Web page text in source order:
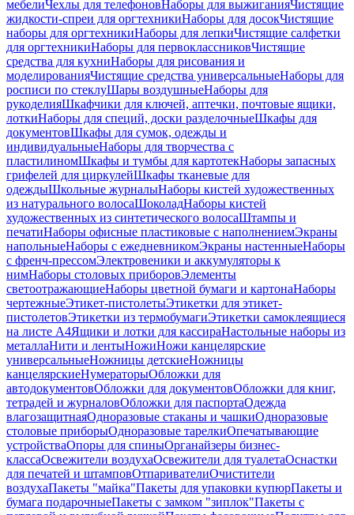
мебелиЧехлы для телефоновНаборы для выжиганияЧистящие
жидкости-спреи для оргтехникиНаборы для досокЧистящие
наборы для оргтехникиНаборы для лепкиЧистящие салфетки
для оргтехникиНаборы для первоклассниковЧистящие
средства для кухниНаборы для рисования и
моделированияЧистящие средства универсальныеНаборы для
росписи по стеклуШары воздушныеНаборы для
рукоделияШкафчики для ключей, аптечки, почтовые ящики,
лоткиНаборы для специй, доски разделочныеШкафы для
документовШкафы для сумок, одежды и
индивидуальныеНаборы для творчества с
пластилиномШкафы и тумбы для картотекНаборы запасных
грифелей для циркулейШкафы тканевые для
одеждыШкольные журналыНаборы кистей художественных
из натурального волосаШоколадНаборы кистей
художественных из синтетического волосаШтампы и
печатиНаборы офисные пластиковые с наполнениемЭкраны
напольныеНаборы с ежедневникомЭкраны настенныеНаборы
с френч-прессомЭлектровеники и аккумуляторы к
нимНаборы столовых приборовЭлементы
светоотражающиеНаборы цветной бумаги и картонаНаборы
чертежныеЭтикет-пистолетыЭтикетки для этикет-
пистолетовЭтикетки из термобумагиЭтикетки самоклеящиеся
на листе А4Ящики и лотки для кассираНастольные наборы из
металлаНити и лентыНожиНожи канцелярские
универсальныеНожницы детскиеНожницы
канцелярскиеНумераторыОбложки для
автодокументовОбложки для документовОбложки для книг,
тетрадей и журналовОбложки для паспортаОдежда
влагозащитнаяОдноразовые стаканы и чашкиОдноразовые
столовые приборыОдноразовые тарелкиОпечатывающие
устройстваОпоры для спиныОрганайзеры бизнес-
классаОсвежители воздухаОсвежители для туалетаОснастки
для печатей и штамповОтпаривателиОчистители
воздухаПакеты "майка"Пакеты для упаковки купюрПакеты и
бумага подарочныеПакеты с замком "зиплок"Пакеты с